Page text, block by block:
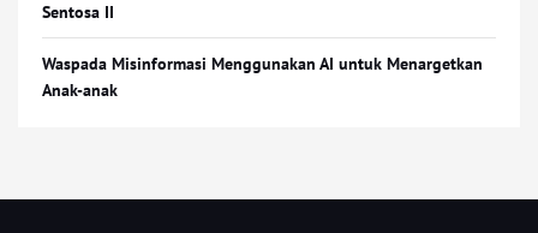
Sentosa II
Waspada Misinformasi Menggunakan AI untuk Menargetkan
Anak-anak